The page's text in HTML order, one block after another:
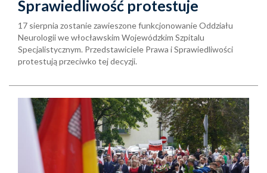
Sprawiedliwość protestuje
17 sierpnia zostanie zawieszone funkcjonowanie Oddziału
Neurologii we włocławskim Wojewódzkim Szpitalu
Specjalistycznym. Przedstawiciele Prawa i Sprawiedliwości
protestują przeciwko tej decyzji.